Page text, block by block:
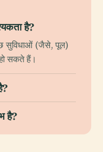
है?
सुविधाओं (जैसे, पूल)
सकते हैं।
है?